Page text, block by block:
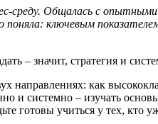
среду. Общалась с опытными
ключевым
– значит, стратегия и
направлениях: как
и системно – изучать
готовы учиться у тех, кто